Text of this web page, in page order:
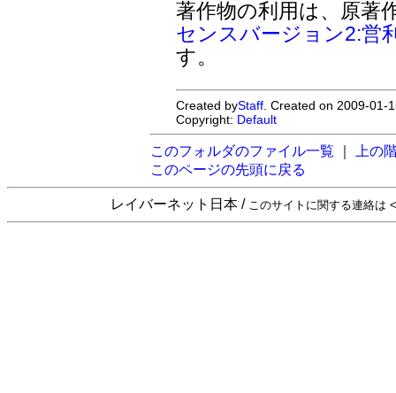
著作物の利用は、原著
センスバージョン2:営
す。
Created byStaff . Created on 2009-
Copyright: Default
このフォルダのファイル一覧
上の
このページの先頭に戻る
レイバーネット日本 / このサイトに関する連絡は